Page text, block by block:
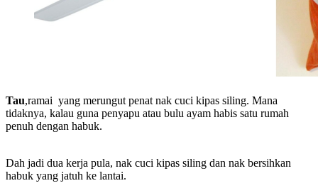
Tau,ramai yang merungut penat nak cuci kipas siling. Mana
tidaknya, kalau guna penyapu atau bulu ayam habis satu rumah
penuh dengan habuk.
Dah jadi dua kerja pula, nak cuci kipas siling dan nak bersihkan
habuk yang jatuh ke lantai.